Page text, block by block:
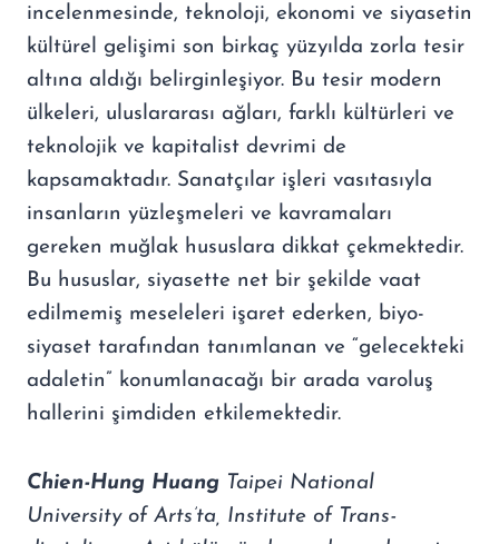
incelenmesinde, teknoloji, ekonomi ve siyasetin
kültürel gelişimi son birkaç yüzyılda zorla tesir
altına aldığı belirginleşiyor. Bu tesir modern
ülkeleri, uluslararası ağları, farklı kültürleri ve
teknolojik ve kapitalist devrimi de
kapsamaktadır. Sanatçılar işleri vasıtasıyla
insanların yüzleşmeleri ve kavramaları
gereken muğlak hususlara dikkat çekmektedir.
Bu hususlar, siyasette net bir şekilde vaat
edilmemiş meseleleri işaret ederken, biyo-
siyaset tarafından tanımlanan ve “gelecekteki
adaletin” konumlanacağı bir arada varoluş
hallerini şimdiden etkilemektedir.
Chien-Hung Huang Taipei National
University of Arts’ta, Institute of Trans-